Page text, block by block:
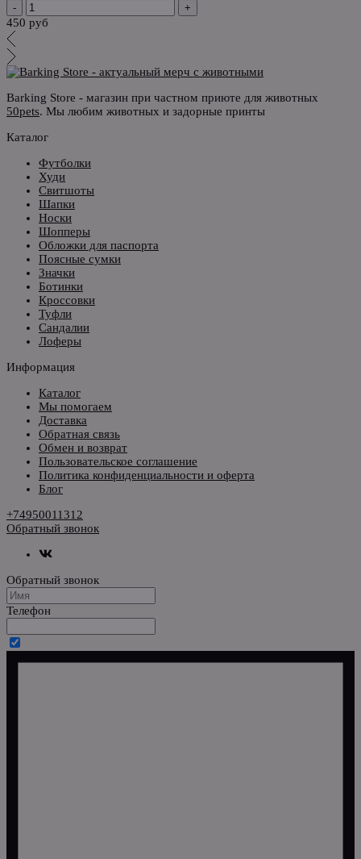
- +
450 руб
Barking Store - магазин при частном приюте для животных
50pets. Мы любим животных и задорные принты
Каталог
Футболки
Худи
Свитшоты
Шапки
Носки
Шопперы
Обложки для паспорта
Поясные сумки
Значки
Ботинки
Кроссовки
Туфли
Сандалии
Лоферы
Информация
Каталог
Мы помогаем
Доставка
Обратная связь
Обмен и возврат
Пользовательское соглашение
Политика конфиденциальности и оферта
Блог
+74950011312
Обратный звонок
Обратный звонок
Телефон